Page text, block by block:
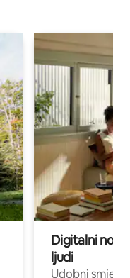
Digitalni
ljudi
Udobni